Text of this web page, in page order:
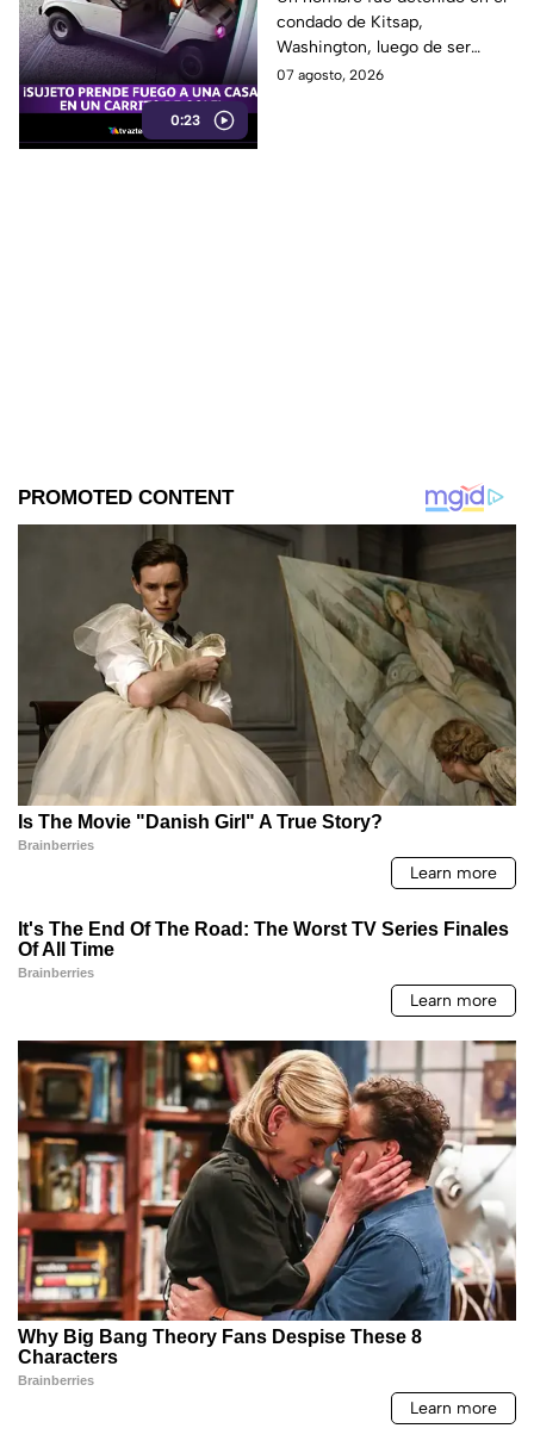
0:23
DESATANDO inc3ndio
en una casa
condado de Kitsap,
Washington, luego de ser
señalado como presunto
07 agosto, 2026